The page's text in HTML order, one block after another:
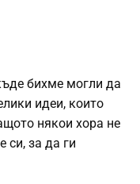
бихме могли да
идеи, които
някои хора не
си, за да ги